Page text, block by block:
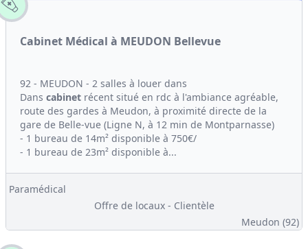
Cabinet Médical à MEUDON Bellevue
92 - MEUDON - 2 salles à louer dans
Dans cabinet récent situé en rdc à l'ambiance agréable,
route des gardes à Meudon, à proximité directe de la
gare de Belle-vue (Ligne N, à 12 min de Montparnasse)
- 1 bureau de 14m² disponible à 750€/
- 1 bureau de 23m² disponible à...
Paramédical
Offre de locaux - Clientèle
Meudon (92)